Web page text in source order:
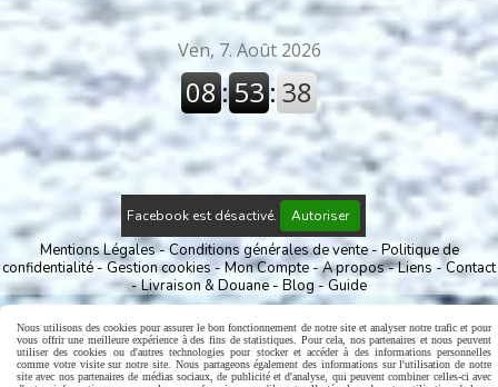
Facebook est désactivé. Autoriser
Mentions Légales Conditions générales de vente
Politique de
confidentialité
Gestion cookies Mon Compte A propos Liens
Contact
Livraison & Douane
Blog Guide
Nous utilisons des cookies pour assurer le bon fonctionnement de notre site et analyser notre trafic et pour
vous offrir une meilleure expérience à des fins de statistiques. Pour cela, nos partenaires et nous peuvent
utiliser des cookies ou d'autres technologies pour stocker et accéder à des informations personnelles
comme votre visite sur notre site. Nous partageons également des informations sur l'utilisation de notre
site avec nos partenaires de médias sociaux, de publicité et d'analyse, qui peuvent combiner celles-ci avec